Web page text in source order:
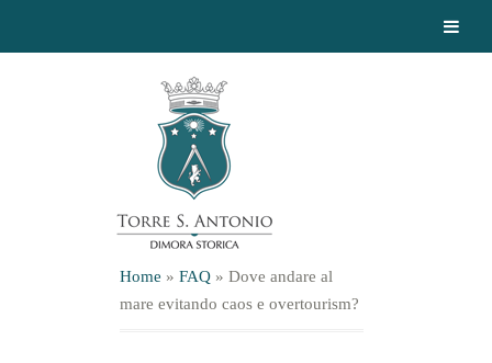
Home » FAQ » Dove andare al
mare evitando caos e overtourism?